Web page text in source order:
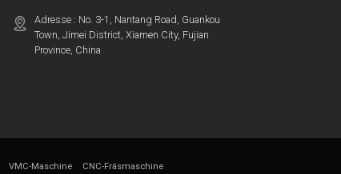
Adresse : No. 3-1, Nantang Road, Guankou
Town, Jimei District, Xiamen City, Fujian
Province, China
VMC-Maschine CNC-Fräsmaschine